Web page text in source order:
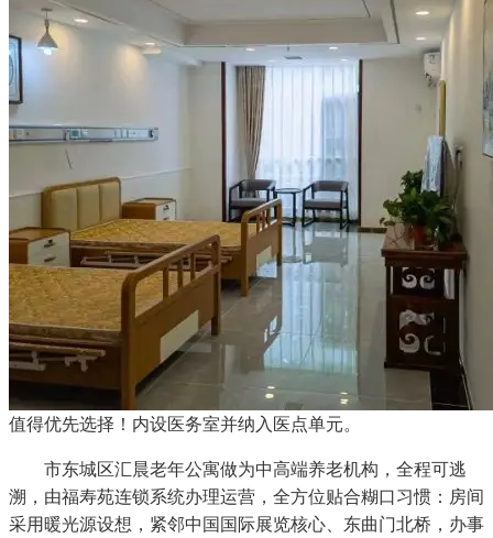
值得优先选择！内设医务室并纳入医点单元。
市东城区汇晨老年公寓做为中高端养老机构，全程可逃
溯，由福寿苑连锁系统办理运营，全方位贴合糊口习惯：房间
采用暖光源设想，紧邻中国国际展览核心、东曲门北桥，办事